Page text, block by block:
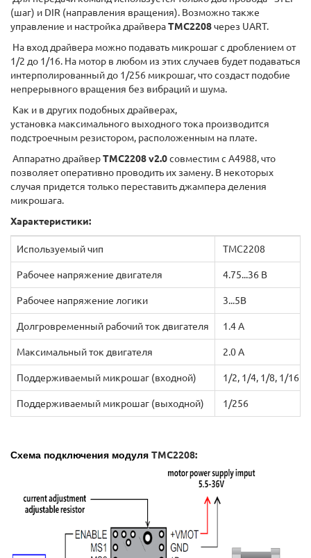
(шаг) и DIR (направления вращения). Возможно также
управление и настройка драйвераTMC2208через UART.
На вход драйвера можно подавать микрошаг с дроблением от
1/2 до 1/16. На мотор в любом из этих случаев будет подаваться
интерполированный до 1/256 микрошаг, что создаст подобие
непрерывного вращения без вибраций и шума.
Как и в других подобных драйверах,
установка максимального выходного тока производится
подстроечным резистором, расположенным на плате.
Аппаратно драйверTMC2208 v2.0совместим с А4988, что
позволяет оперативно проводить их замену. В некоторых
случая придется только переставить джампера деления
микрошага.
Характеристики:
Используемый чип TMC2208
Рабочее напряжение двигателя 4.75...36 В
Рабочее напряжение логики 3...5В
Долгровременный рабочий ток двигателя 1.4 А
Максимальный ток двигателя 2.0 А
Поддерживаемый микрошаг (входной) 1/2, 1/4, 1/8, 1/16
Поддерживаемый микрошаг (выходной) 1/256
Схема подключения модуля TMC2208: